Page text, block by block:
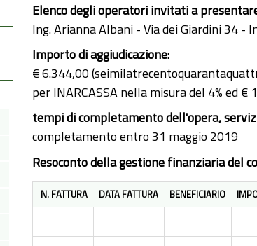
Elenco degli operatori invitati a
Ing. Arianna Albani - Via dei Giardini 34 -
Importo di aggiudicazione:
€ 6.344,00
per INARCASSA nella misura del 4% ed
tempi di completamento dell'opera,
completamento entro 31 maggio 2019
Resoconto della gestione finanziaria del
N. FATTURA DATA FATTURA BENEFICIARIO